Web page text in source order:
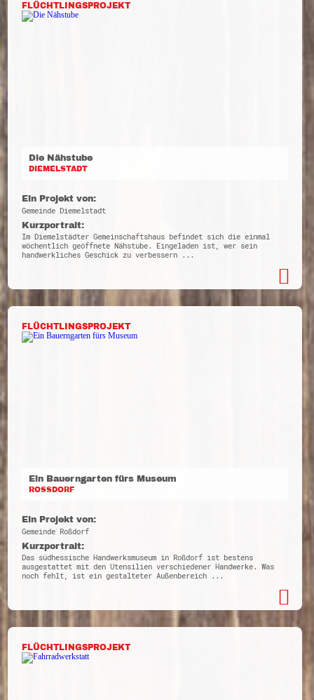
FLÜCHTLINGSPROJEKT
Die Nähstube
DIEMELSTADT
Ein Projekt von:
Gemeinde Diemelstadt
Kurzportrait:
Im Diemelstädter Gemeinschaftshaus befindet sich die einmal
wöchentlich geöffnete Nähstube. Eingeladen ist, wer sein
handwerkliches Geschick zu verbessern ...
FLÜCHTLINGSPROJEKT
Ein Bauerngarten fürs Museum
ROSSDORF
Ein Projekt von:
Gemeinde Roßdorf
Kurzportrait:
Das südhessische Handwerksmuseum in Roßdorf ist bestens
ausgestattet mit den Utensilien verschiedener Handwerke. Was
noch fehlt, ist ein gestalteter Außenbereich ...
FLÜCHTLINGSPROJEKT